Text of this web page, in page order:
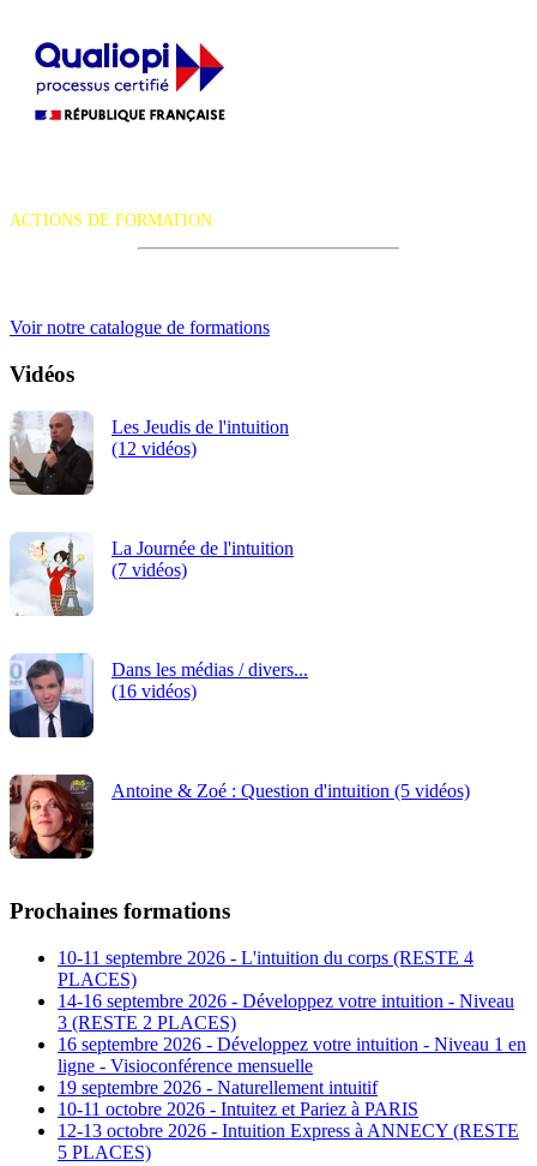
ACTIONS DE FORMATION
Voir notre catalogue de formations
Vidéos
Les Jeudis de l'intuition
(12 vidéos)
La Journée de l'intuition
(7 vidéos)
Dans les médias / divers...
(16 vidéos)
Antoine & Zoé : Question d'intuition (5 vidéos)
Prochaines formations
10-11 septembre 2026 - L'intuition du corps (RESTE 4
PLACES)
14-16 septembre 2026 - Développez votre intuition - Niveau
3 (RESTE 2 PLACES)
16 septembre 2026 - Développez votre intuition - Niveau 1 en
ligne - Visioconférence mensuelle
19 septembre 2026 - Naturellement intuitif
10-11 octobre 2026 - Intuitez et Pariez à PARIS
12-13 octobre 2026 - Intuition Express à ANNECY (RESTE
5 PLACES)